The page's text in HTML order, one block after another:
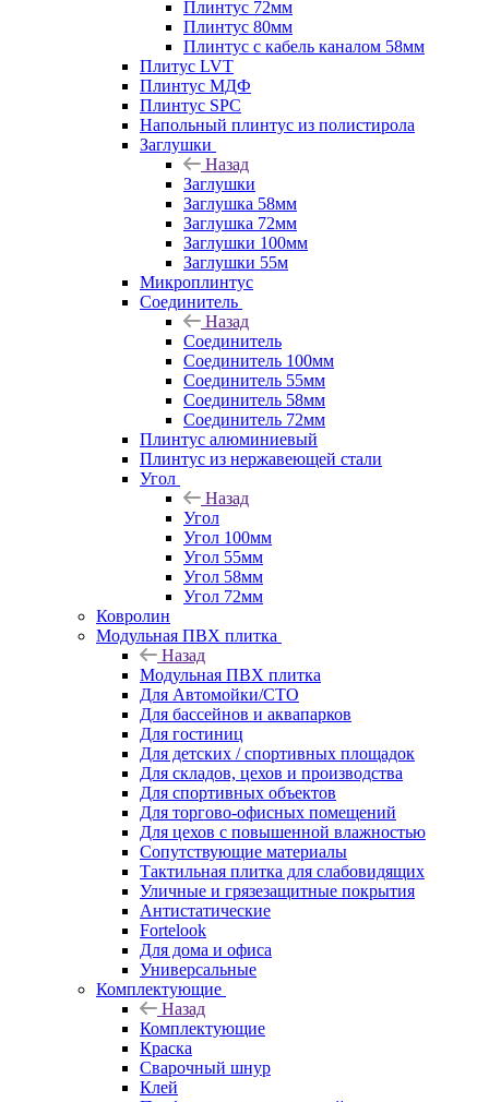
Плинтус 72мм
Плинтус 80мм
Плинтус с кабель каналом 58мм
Плитус LVT
Плинтус МДФ
Плинтус SPC
Напольный плинтус из полистирола
Заглушки
Назад
Заглушки
Заглушка 58мм
Заглушка 72мм
Заглушки 100мм
Заглушки 55м
Микроплинтус
Соединитель
Назад
Соединитель
Соединитель 100мм
Соединитель 55мм
Соединитель 58мм
Соединитель 72мм
Плинтус алюминиевый
Плинтус из нержавеющей стали
Угол
Назад
Угол
Угол 100мм
Угол 55мм
Угол 58мм
Угол 72мм
Ковролин
Модульная ПВХ плитка
Назад
Модульная ПВХ плитка
Для Автомойки/СТО
Для бассейнов и аквапарков
Для гостиниц
Для детских / спортивных площадок
Для складов, цехов и производства
Для спортивных объектов
Для торгово-офисных помещений
Для цехов с повышенной влажностью
Сопутствующие материалы
Тактильная плитка для слабовидящих
Уличные и грязезащитные покрытия
Антистатические
Fortelook
Для дома и офиса
Универсальные
Комплектующие
Назад
Комплектующие
Краска
Сварочный шнур
Клей